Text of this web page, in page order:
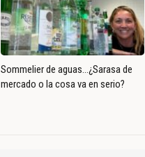
Sommelier de aguas…¿Sarasa de
mercado o la cosa va en serio?